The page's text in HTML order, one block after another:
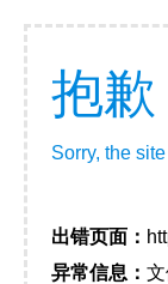
抱
Sorry, the
出错页面：
异常信息： 文